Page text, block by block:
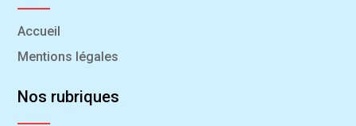
Accueil
Mentions légales
Nos rubriques